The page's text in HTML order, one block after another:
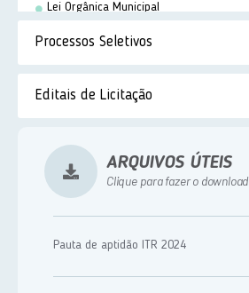
Lei Orgânica Municipal
Portaria
Resolução
Processos Seletivos
Processo Seletivo Simplificado
Editais de Licitação
Tomada de Preço
Concorrência Pública
ARQUIVOS ÚTEIS
Clique para fazer o download
Pauta de aptidão ITR 2024